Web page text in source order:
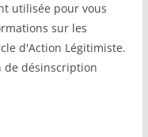
utilisée pour vous
sur les
d'Action Légitimiste.
de désinscription